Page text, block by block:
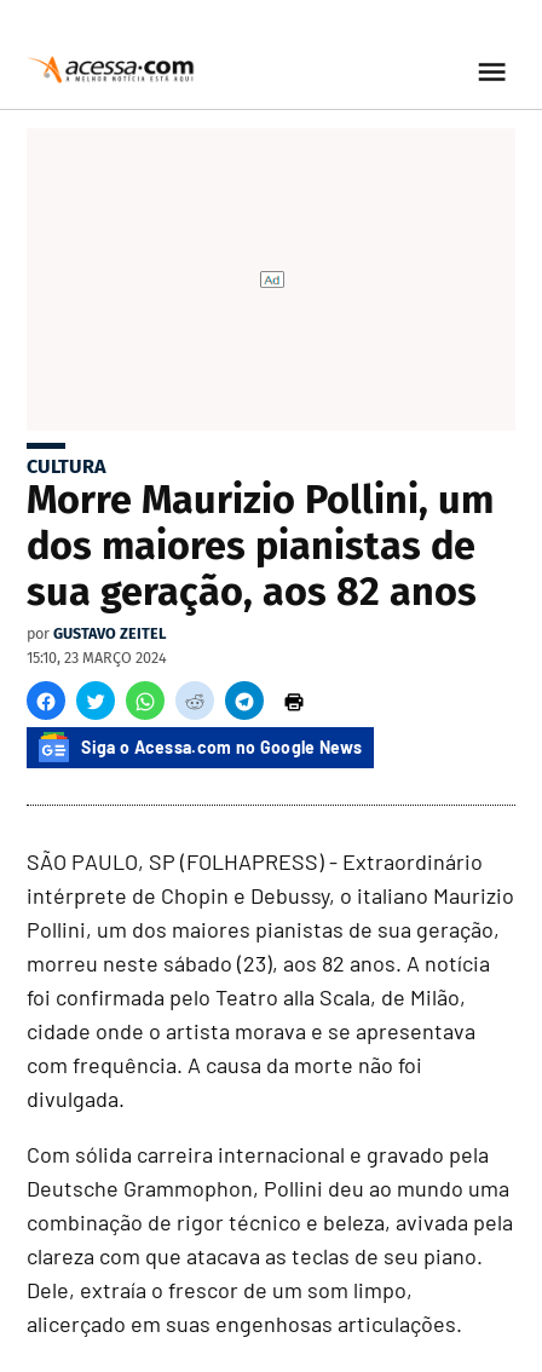
CULTURA
Morre Maurizio Pollini, um
dos maiores pianistas de
sua geração, aos 82 anos
por GUSTAVO ZEITEL
15:10, 23 MARÇO 2024
Siga o Acessa.com no Google News
SÃO PAULO, SP (FOLHAPRESS) - Extraordinário
intérprete de Chopin e Debussy, o italiano Maurizio
Pollini, um dos maiores pianistas de sua geração,
morreu neste sábado (23), aos 82 anos. A notícia
foi confirmada pelo Teatro alla Scala, de Milão,
cidade onde o artista morava e se apresentava
com frequência. A causa da morte não foi
divulgada.
Com sólida carreira internacional e gravado pela
Deutsche Grammophon, Pollini deu ao mundo uma
combinação de rigor técnico e beleza, avivada pela
clareza com que atacava as teclas de seu piano.
Dele, extraía o frescor de um som limpo,
alicerçado em suas engenhosas articulações.